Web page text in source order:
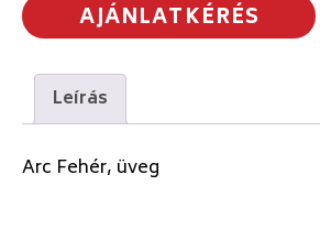
AJÁNLATKÉRÉS
Leírás
Arc Fehér, üveg